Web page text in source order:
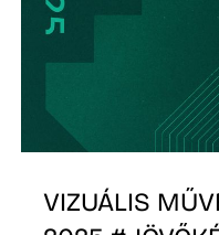
VIZUÁLIS